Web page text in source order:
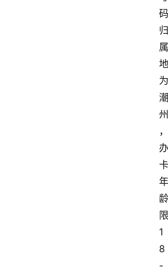
码
归
属
地
为
潮
州
，
办
卡
年
龄
限
1
8
-